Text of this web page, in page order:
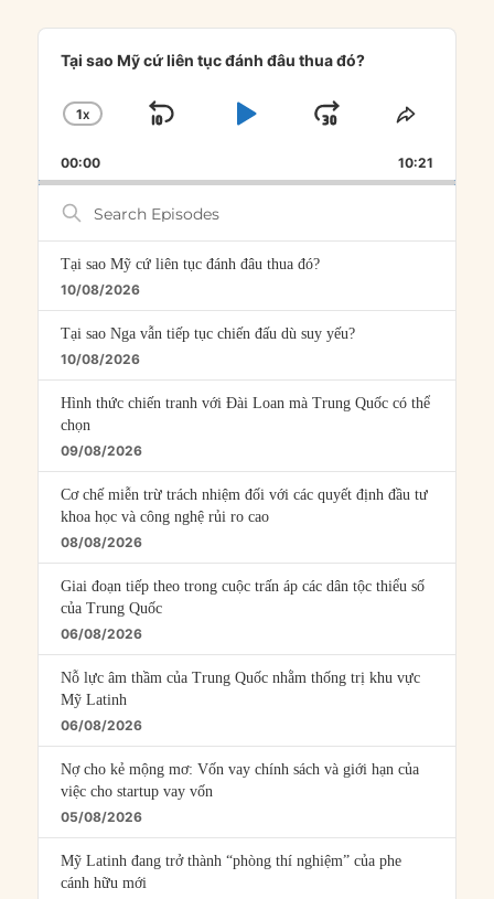
Audio
Player
Tại sao Mỹ cứ liên tục đánh đâu thua đó?
CHANGE
RATE
1X
SKIP
PLAYJUMP
FORWARD
SHARE
00:00 10:21
Search
Episodes
Tại sao Mỹ cứ liên tục đánh đâu thua đó?
10/08/2026
Tại sao Nga vẫn tiếp tục chiến đấu dù suy yếu?
10/08/2026
Hình thức chiến tranh với Đài Loan mà Trung Quốc có thể
chọn
09/08/2026
Cơ chế miễn trừ trách nhiệm đối với các quyết định đầu tư
khoa học và công nghệ rủi ro cao
08/08/2026
Giai đoạn tiếp theo trong cuộc trấn áp các dân tộc thiểu số
của Trung Quốc
06/08/2026
Nỗ lực âm thầm của Trung Quốc nhằm thống trị khu vực
Mỹ Latinh
06/08/2026
Nợ cho kẻ mộng mơ: Vốn vay chính sách và giới hạn của
việc cho startup vay vốn
05/08/2026
Mỹ Latinh đang trở thành “phòng thí nghiệm” của phe
cánh hữu mới